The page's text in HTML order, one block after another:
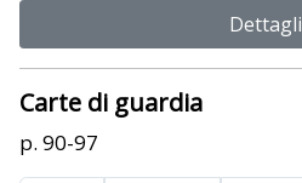
Carte di guardia
p. 90-97